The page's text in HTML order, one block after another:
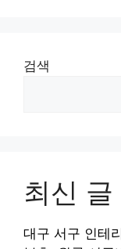
검색
최신 글
대구 서구 인테